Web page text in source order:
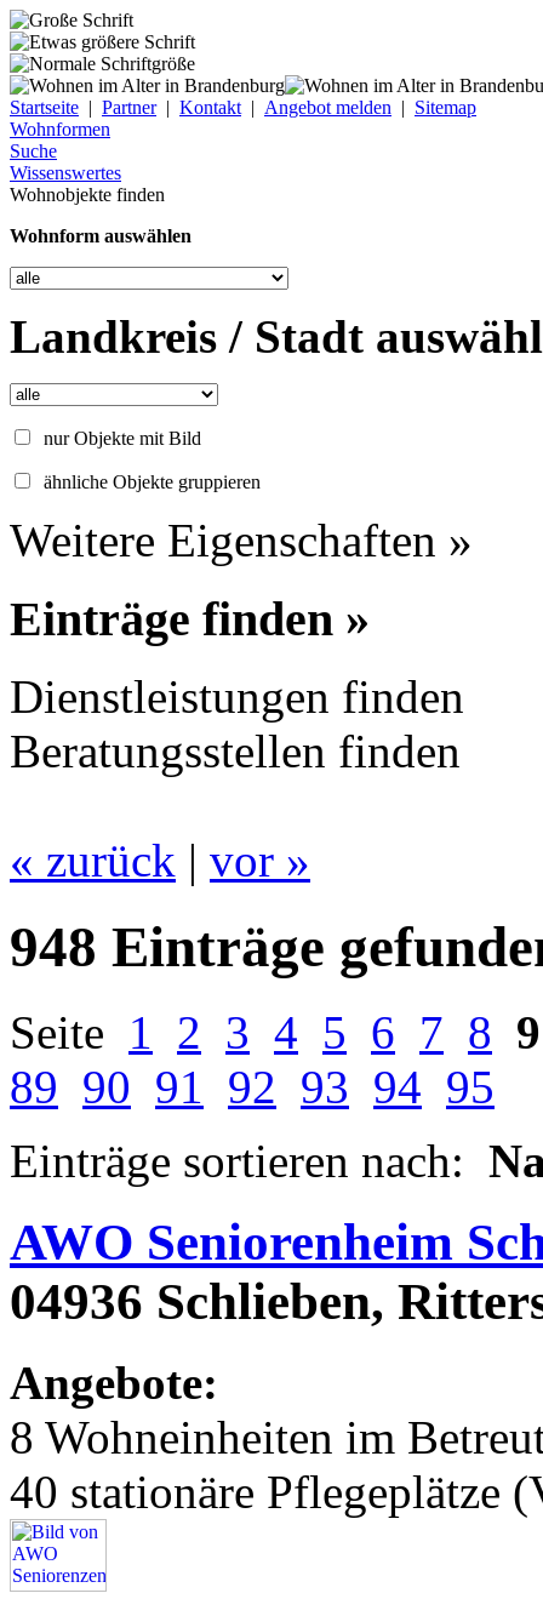
Startseite | Partner| Kontakt | Angebot melden | Sitemap
Wohnformen
Suche
Wissenswertes
Wohnobjekte finden
Wohnform auswählen
Landkreis / Stadt
nur Objekte mit Bild
ähnliche Objekte gruppieren
Weitere Eigenschaften »
Einträge finden »
Dienstleistungen finden
Beratungsstellen finden
« zurück | vor »
948 Einträge
Seite 1 2 3 4 5 6 7 8 9
89 90 91 92 93 94 95
Einträge sortieren nach:
AWO Seniorenheim
04936 Schlieben,
Angebote:
8 Wohneinheiten im
40 stationäre Pflegeplätze